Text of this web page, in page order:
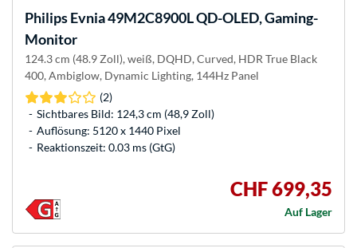
PhilipsEvnia 49M2C8900L QD-OLED, Gaming-
Monitor
124.3 cm (48.9 Zoll), weiß, DQHD, Curved, HDR True Black
400, Ambiglow, Dynamic Lighting, 144Hz Panel
(2)
Sichtbares Bild: 124,3 cm (48,9 Zoll)
Auflösung: 5120 x 1440 Pixel
Reaktionszeit: 0.03 ms (GtG)
CHF 699,35
Auf Lager